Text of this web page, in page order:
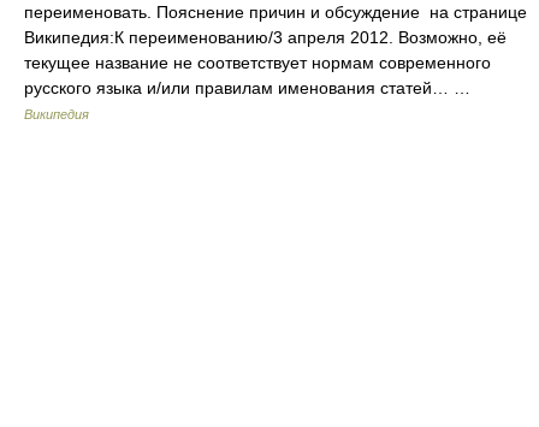
переименовать. Пояснение причин и обсуждение на странице
Википедия:К переименованию/3 апреля 2012. Возможно, её
текущее название не соответствует нормам современного
русского языка и/или правилам именования статей… …
Википедия